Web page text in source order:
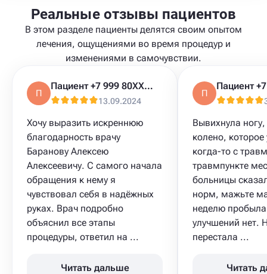
Реальные отзывы пациентов
В этом разделе пациенты делятся своим опытом
лечения, ощущениями во время процедур и
изменениями в самочувствии.
П
Пациент +7 999 80XXXXX
13.09.2024
Хочу выразить искреннюю
благодарность врачу
Баранову Алексею
Алексеевичу. С самого начала
обращения к нему я
чувствовал себя в надёжных
руках. Врач подробно
объяснил все этапы
процедуры, ответил на ...
Читать дальше
П
Вывихнула
колено,
когда-то с
травмпункте
больницы
норм, мажьте
неделю
улучшений нет.
перестала ...
Читать